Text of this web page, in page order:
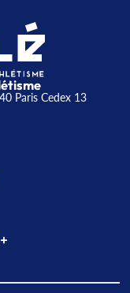
Paris Cedex 13
+